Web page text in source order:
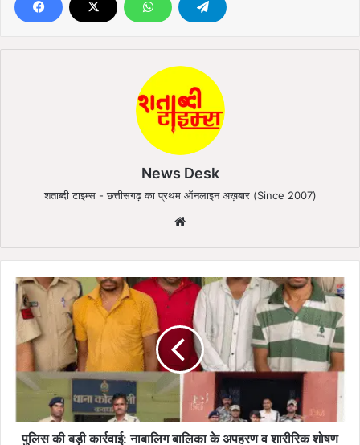
News Desk
शताब्दी टाइम्स - छत्तीसगढ़ का प्रथम ऑनलाइन अख़बार (Since 2007)
te
पु
लि
स
ड़ी
वा
पुलिस की बड़ी कार्रवाई: नाबालिग बालिका के अपहरण व शारीरिक शोषण